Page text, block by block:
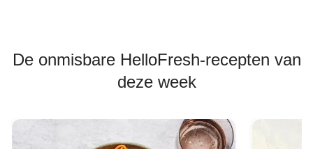
De onmisbare HelloFresh-recepten van
deze week